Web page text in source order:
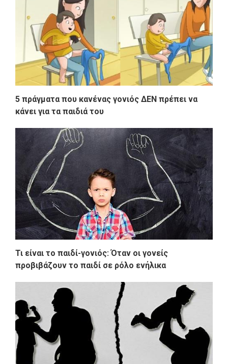
5 πράγματα που κανένας γονιός ΔΕΝ πρέπει να
κάνει για τα παιδιά του
Τι είναι το παιδί-γονιός: Όταν οι γονείς
προβιβάζουν το παιδί σε ρόλο ενήλικα